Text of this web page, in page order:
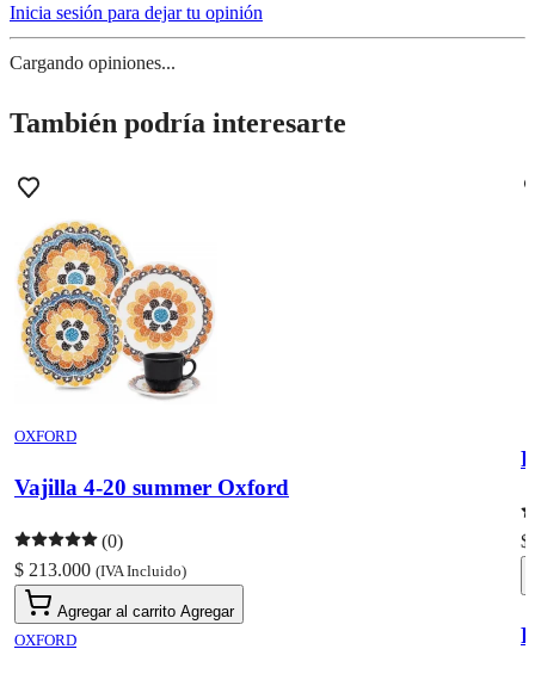
Inicia sesión para dejar tu opinión
Cargando opiniones...
También podría interesarte
OXFORD
Vajilla 4-20 summer Oxford
(0)
$ 213.000 (IVA Incluido)
Agregar al carrito Agregar
OXFORD
$